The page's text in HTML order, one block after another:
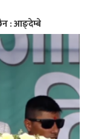
: आङ्देम्बे